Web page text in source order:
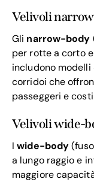
Velivoli
Gli narrow-body
per rotte a corto
includono modelli
corridoi che
passeggeri e
Velivoli wide-
Iwide-body
a lungo raggio e
maggiore